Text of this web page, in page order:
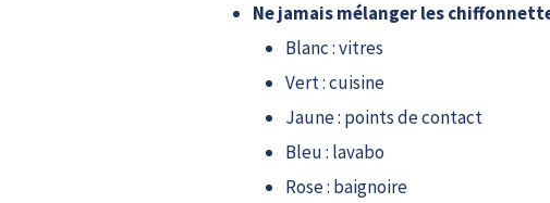
Ne jamais mélanger les
Blanc : vitres
Vert : cuisine
Jaune : points de contact
Bleu : lavabo
Rose : baignoire